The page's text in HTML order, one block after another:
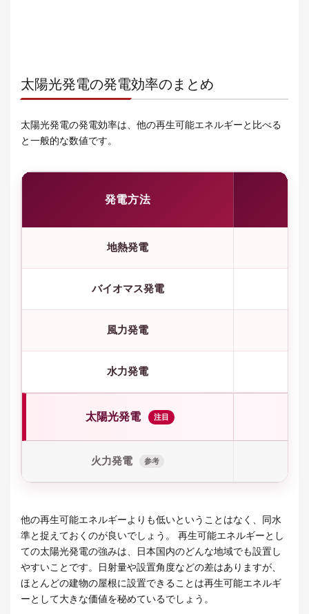
太陽光発電の発電効率のまとめ
太陽光発電の発電効率は、他の再生可能エネルギーと比べる
と一般的な数値です。
発電方法
地熱発電
バイオマス発電
風力発電
水力発電
太陽光発電 注目
火力発電 参考
他の再生可能エネルギーよりも低いということはなく、同水
準と捉えておくのが良いでしょう。 再生可能エネルギーとし
ての太陽光発電の強みは、日本国内のどんな地域でも設置し
やすいことです。日射量や設置角度などの差はありますが、
ほとんどの建物の屋根に設置できることは再生可能エネルギ
ーとして大きな価値を秘めているでしょう。